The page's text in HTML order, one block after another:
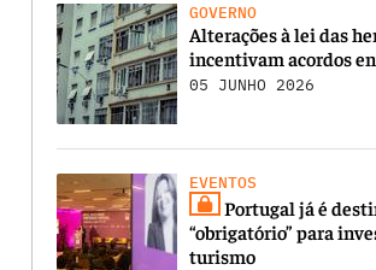
GOVERNO
Alterações à lei das
incentivam acordos
05 JUNHO 2026
EVENTOS
Portugal já é
“obrigatório” para
turismo